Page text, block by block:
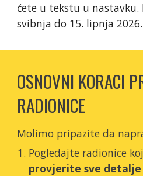
ćete u tekstu u nastavku.
svibnja do 15. lipnja 2026.
OSNOVNI KORACI
RADIONICE
Molimo pripazite da
Pogledajte radionice
provjerite sve